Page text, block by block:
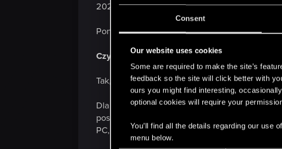
Consent
Our website uses cookies
Some are required to make the site’s
feedback so the site will click better with
ours you might find interesting,
optional cookies will require your
You’ll find all the details regarding our use
menu below.
2021 r.
Poniżej znajdziecie kilka najczęściej
Czy przenoszenie zapisów między PC a
Tak, przenoszenie zapisów będzie nadal
Dla przykładu, jeśli na PC posiadacz Edycję
posiadać podstawową grę, oba dodatki oraz
PC, jeśli na Switchu posiadasz jedynie